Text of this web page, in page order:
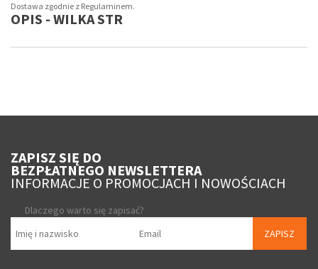
Dostawa zgodnie z Regulaminem.
OPIS - WILKA STR
ZAPISZ SIĘ DO
BEZPŁATNEGO NEWSLETTERA
INFORMACJE O PROMOCJACH I NOWOŚCIACH
Dlaczego warto się zapisać?
ZAPISZ